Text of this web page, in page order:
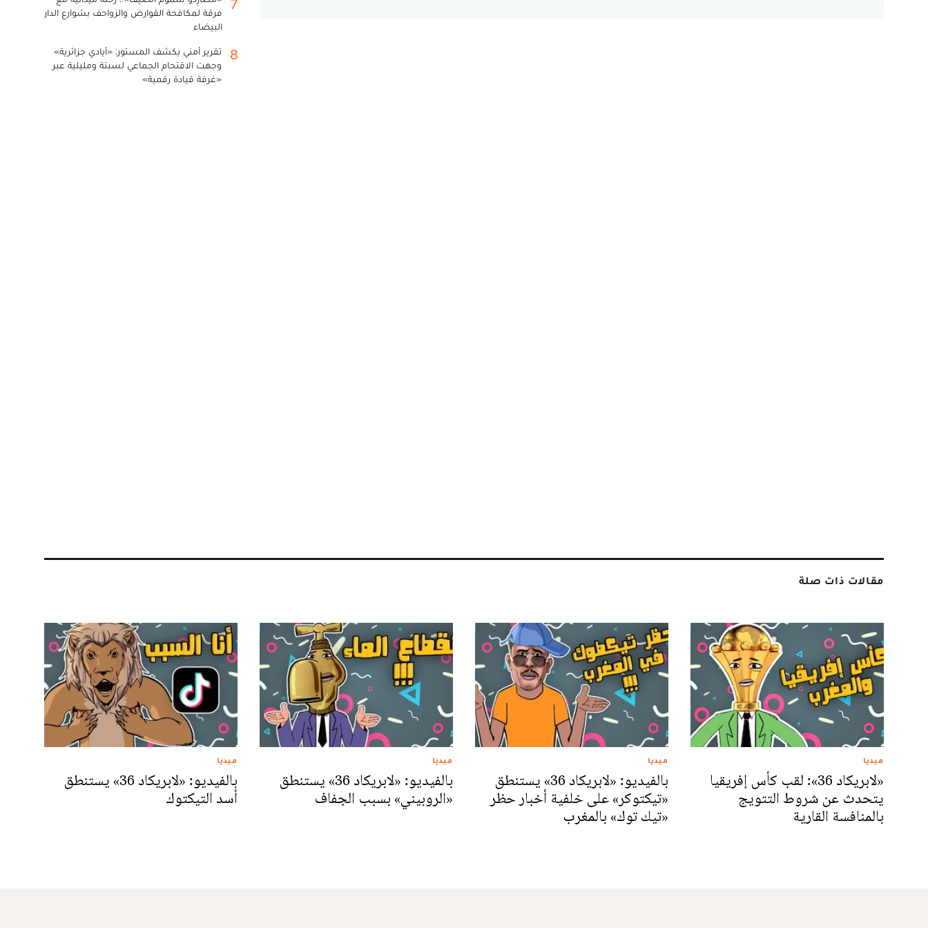
فرقة لمكافحة القوارض والزواحف بشوارع الدار
البيضاء
8
تقرير أمني يكشف المستور: «أيادي جزائرية»
وجهت الاقتحام الجماعي لسبتة ومليلية عبر
«غرفة قيادة رقمية»
مقالات ذات صلة
ميديا
«لابريكاد 36»: لقب كأس إفريقيا
يتحدث عن شروط التتويج
بالمنافسة القارية
ميديا
بالفيديو: «لابريكاد 36» يستنطق
«تيكتوكر» على خلفية أخبار حظر
«تيك توك» بالمغرب
ميديا
بالفيديو: «لابريكاد 36» يستنطق
«الروبيني» بسبب الجفاف
ميديا
بالفيديو: «لابريكاد 36» يستنطق
أسد التيكتوك